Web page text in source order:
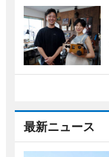
最新ニュース